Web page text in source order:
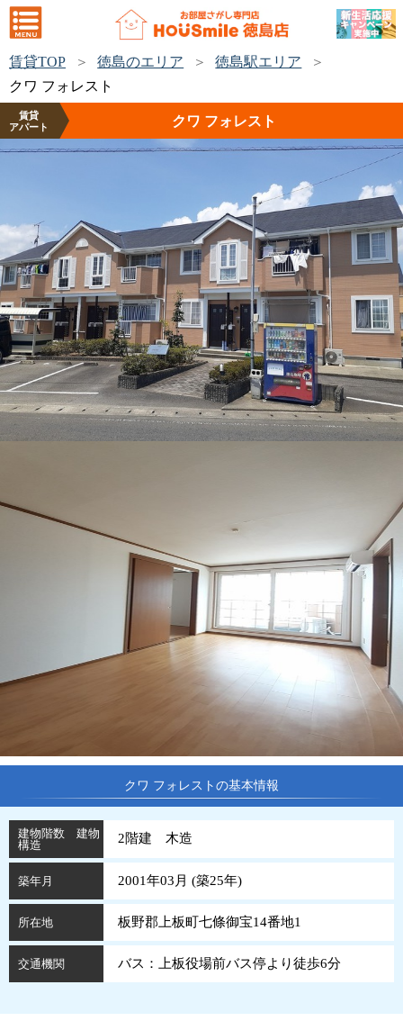
賃貸TOP 徳島のエリア
徳島駅エリア
クワ フォレスト
賃貸
アパート
クワ フォレスト
クワ フォレストの基本情報
建物階数 建物
構造
2階建 木造
築年月 2001年03月 (築25年)
所在地 板野郡上板町七條御宝14番地1
交通機関 バス：上板役場前バス停より徒歩6分